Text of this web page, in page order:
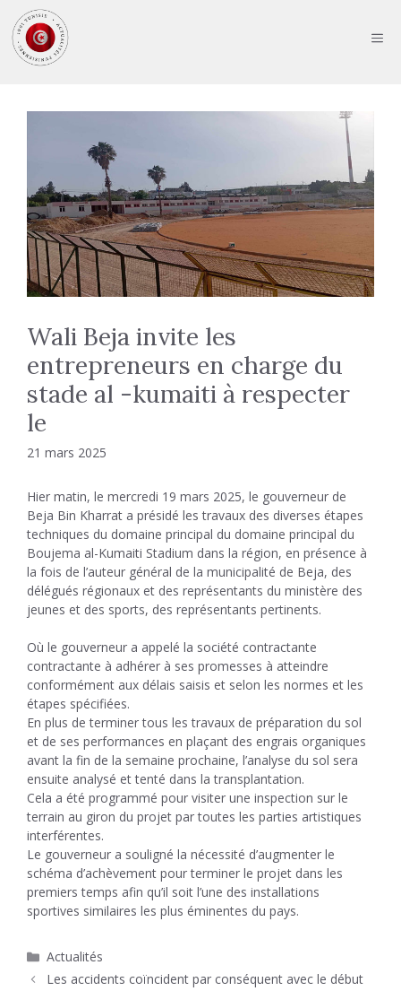
au
contenu
Wali Beja invite les
entrepreneurs en charge du
stade al -kumaiti à respecter
le
21 mars 2025
Hier matin, le mercredi 19 mars 2025, le gouverneur de
Beja Bin Kharrat a présidé les travaux des diverses étapes
techniques du domaine principal du domaine principal du
Boujema al-Kumaiti Stadium dans la région, en présence à
la fois de l’auteur général de la municipalité de Beja, des
délégués régionaux et des représentants du ministère des
jeunes et des sports, des représentants pertinents.
Où le gouverneur a appelé la société contractante
contractante à adhérer à ses promesses à atteindre
conformément aux délais saisis et selon les normes et les
étapes spécifiées.
En plus de terminer tous les travaux de préparation du sol
et de ses performances en plaçant des engrais organiques
avant la fin de la semaine prochaine, l’analyse du sol sera
ensuite analysé et tenté dans la transplantation.
Cela a été programmé pour visiter une inspection sur le
terrain au giron du projet par toutes les parties artistiques
interférentes.
Le gouverneur a souligné la nécessité d’augmenter le
schéma d’achèvement pour terminer le projet dans les
premiers temps afin qu’il soit l’une des installations
sportives similaires les plus éminentes du pays.
Catégories
Actualités
Les accidents coïncident par conséquent avec le début